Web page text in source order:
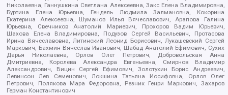
Николаевна, Ганнушкина Светлана Алексеевна, Закс Елена Владимировна,
Буртина Елена Юрьевна, Гендель Людмила Залмановна, Кокорина
Екатерина Алексеевна, Шуманов Илья Вячеславович, Арапова Галина
Юрьевна, Свечников Анатолий Мариевич, Прохоров Вадим Юрьевич,
Шахова Елена Владимировна, Подузов Сергей Васильевич, Протасова
Ирина Вячеславовна, Литинский Леонид Борисович, Лукашевский Сергей
Маркович, Бахмин Вячеслав Иванович, Шабад Анатолий Ефимович, Сухих
Дарья Николаевна, Орлов Олег Петрович, Добровольская Анна
Дмитриевна, Королева Александра Евгеньевна, Смирнов Владимир
Александрович, Вицин Сергей Ефимович, Золотухин Борис Андреевич,
Левинсон Лев Семенович, Локшина Татьяна Иосифовна, Орлов Олег
Петрович, Полякова Мара Федоровна, Резник Генри Маркович, Захаров
Герман Константинович